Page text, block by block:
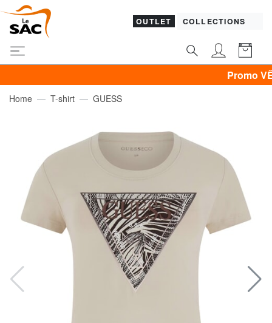
OUTLET COLLECTIONS
Promo
Home T-shirt GUESS